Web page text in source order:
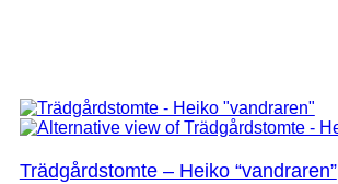
Trädgårdstomte – Heiko “vandraren”